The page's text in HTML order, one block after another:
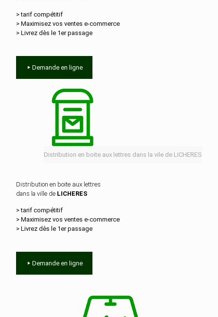
> tarif compétitif
> Maximisez vos ventes e‑commerce
> Livrez dès le 1er passage
Demande en ligne
Distribution en boite aux lettres dans la vile de LICHERES
Distribution en boite aux lettres
dans la ville de LICHERES
> tarif compétitif
> Maximisez vos ventes e‑commerce
> Livrez dès le 1er passage
Demande en ligne